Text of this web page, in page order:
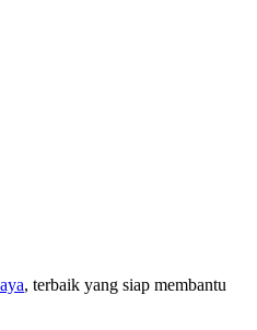
, terbaik yang siap membantu